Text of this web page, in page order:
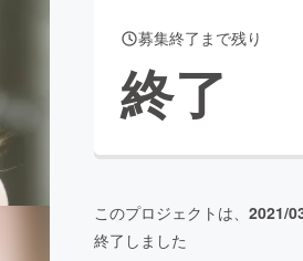
募集終了まで残り
終了
このプロジェクトは、 2021/
終了しました